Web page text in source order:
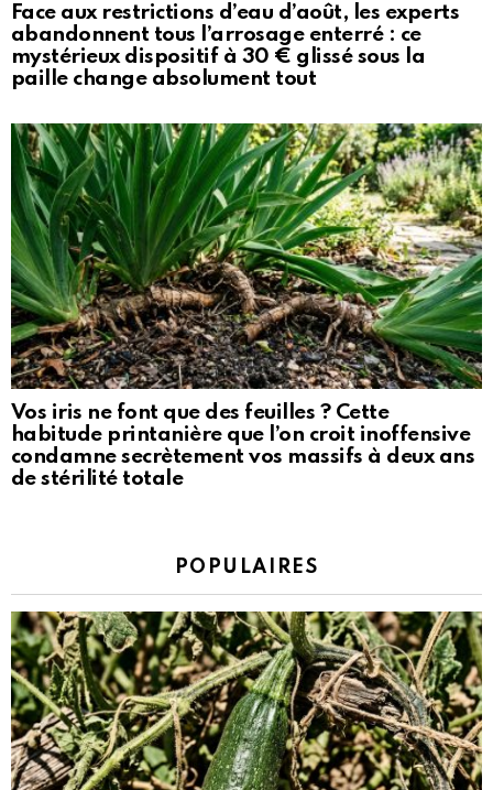
Face aux restrictions d’eau d’août, les experts
abandonnent tous l’arrosage enterré : ce
mystérieux dispositif à 30 € glissé sous la
paille change absolument tout
Vos iris ne font que des feuilles ? Cette
habitude printanière que l’on croit inoffensive
condamne secrètement vos massifs à deux ans
de stérilité totale
POPULAIRES